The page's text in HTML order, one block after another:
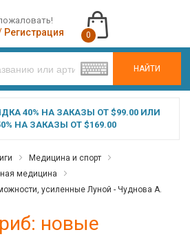
НАЙТИ
Регистрация 0
40% НА ЗАКАЗЫ ОТ $99.00 ИЛИ
НА ЗАКАЗЫ ОТ $169.00
Медицина и спорт
медицина
усиленные Луной - Чуднова А.
новые